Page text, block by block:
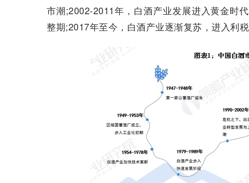
市潮;2002-2011年，白酒产业发展进入黄金时
整期;2017年至今，白酒产业逐渐复苏，进入利税